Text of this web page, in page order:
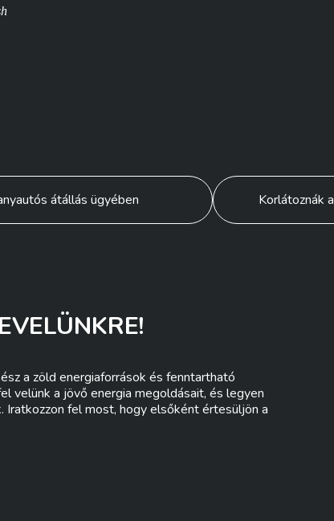
átállás ügyében Korlátoznák
a zöld energiaforrások és fenntartható
velünk a jövő energia megoldásait, és legyen
fel most, hogy elsőként értesüljön a